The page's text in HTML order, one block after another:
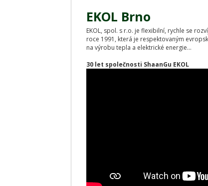
EKOL Brno
EKOL, spol. s r.o. je flexibilní, rychle se
roce 1991, která je respektovaným
na výrobu tepla a elektrické energie...
30 let společnosti ShaanGu EKOL